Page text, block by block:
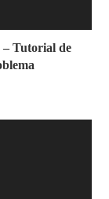
Tutorial de